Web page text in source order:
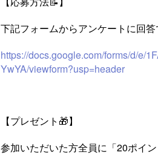
下記フォームからアンケートに回答
https://docs.google.com/forms/d/e/
YwYA/viewform?usp=header
【プレゼント🎁】
参加いただいた方全員に「20ポイ